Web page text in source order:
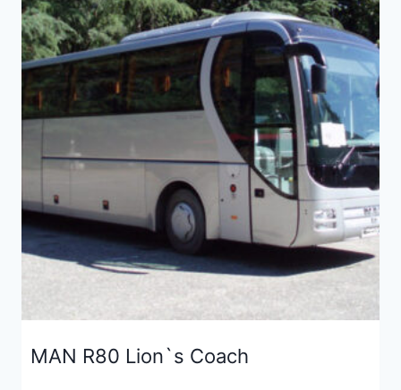
MAN R80 Lion`s Coach